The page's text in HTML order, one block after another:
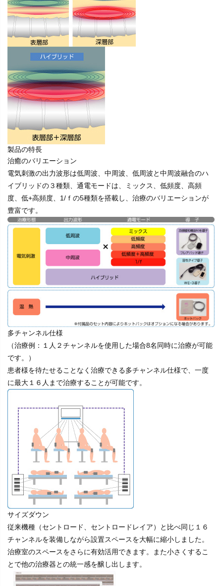
製品の特長
治癒のバリエーション
電気刺激の出力波形は低周波、中周波、低周波と中周波融合のハ
イブリッドの３種類、通電モードは、ミックス、低頻度、高頻
度、低+高頻度、1/ｆの5種類を搭載し、治療のバリエーションが
豊富です。
多チャンネル仕様
（治療例：１人２チャンネルを使用した場合8名同時に治療が可能
です。）
患者様を待たせることなく治療できる多チャンネル仕様で、一度
に最大１６人まで治療することが可能です。
サイズダウン
従来機種（セントロード、セントロードレイア）と比べ同じ１６
チャンネルを装備しながら設置スペースを大幅に縮小しました。
治療室のスペースをさらに有効活用できます。また小さくするこ
とで他の治療器との統一感を醸し出します。